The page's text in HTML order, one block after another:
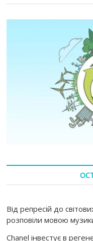
Від репресій до
розповіли мовою
Chanel інвестує в